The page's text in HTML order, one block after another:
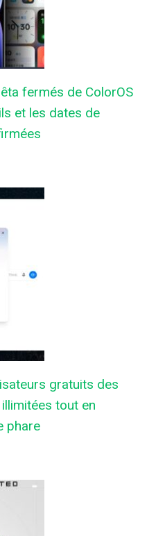
fermés de ColorOS
et les dates de
gratuits des
tout en
phare